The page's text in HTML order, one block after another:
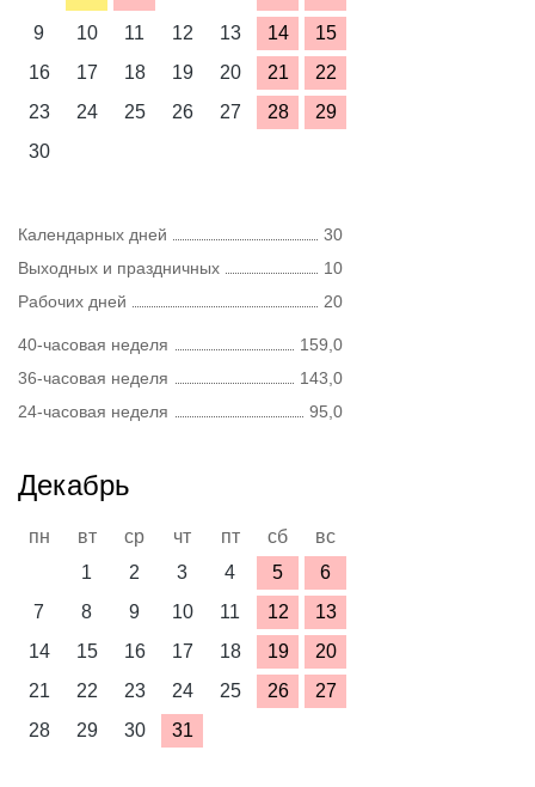
9
10 11 12 13 14
15
16
17 18 19 20 21
22
23
24 25 26 27 28
29
30
Календарных дней
30
Выходных и праздничных
10
Рабочих дней
20
40-часовая неделя
159,0
36-часовая неделя
143,0
24-часовая неделя
95,0
Декабрь
пн вт ср чт пт сб
вс
1
2 3 4 5
6
7
8 9 10 11 12
13
14
15 16 17 18 19
20
21
22 23 24 25 26
27
28
29 30 31